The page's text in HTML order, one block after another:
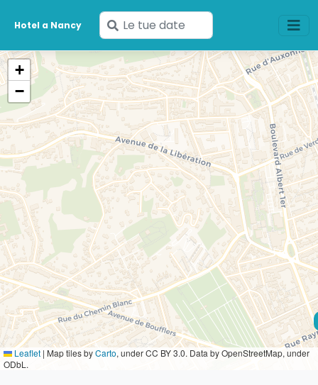
Hotel a Nancy
Inserisci
le
tue
date
+
−
Leaflet | Map tiles byCarto, under CC BY 3.0. Data by OpenStreetMap, under
ODbL.